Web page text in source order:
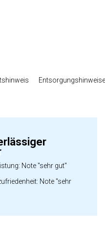
Note "sehr gut"
Note "sehr